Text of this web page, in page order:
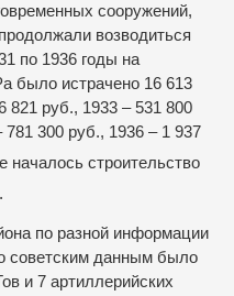
сооружений,
возводиться
по 1936 годы на
было истрачено 16 613
821 руб., 1933 – 531 800
300 руб., 1936 – 1 937
началось строительство
.
по разной информации
советским данным было
и 7 артиллерийских